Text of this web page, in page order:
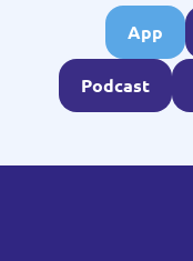
App
Podcast